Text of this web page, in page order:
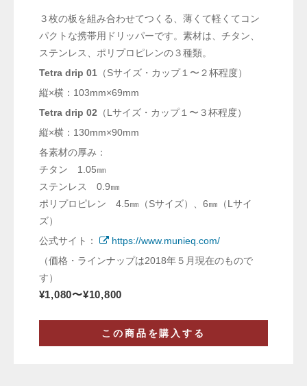
３枚の板を組み合わせてつくる、薄くて軽くてコン
パクトな携帯用ドリッパーです。素材は、チタン、
ステンレス、ポリプロピレンの３種類。
Tetra drip 01（Sサイズ・カップ１〜２杯程度）
縦×横：103mm×69mm
Tetra drip 02 （Lサイズ・カップ１〜３杯程度）
縦×横：130mm×90mm
各素材の厚み：
チタン 1.05㎜
ステンレス 0.9㎜
ポリプロピレン 4.5㎜（Sサイズ）、6㎜（Lサイ
ズ）
公式サイト：
https://www.munieq.com/
（価格・ラインナップは2018年５月現在のもので
す）
¥1,080〜¥10,800
この商品を購入する